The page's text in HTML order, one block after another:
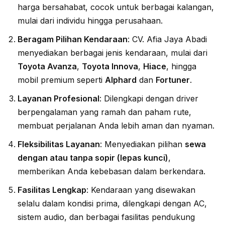
harga bersahabat, cocok untuk berbagai kalangan,
mulai dari individu hingga perusahaan.
Beragam Pilihan Kendaraan: CV. Afia Jaya Abadi
menyediakan berbagai jenis kendaraan, mulai dari
Toyota Avanza, Toyota Innova, Hiace, hingga
mobil premium seperti Alphard dan Fortuner.
Layanan Profesional: Dilengkapi dengan driver
berpengalaman yang ramah dan paham rute,
membuat perjalanan Anda lebih aman dan nyaman.
Fleksibilitas Layanan: Menyediakan pilihan sewa
dengan atau tanpa sopir (lepas kunci),
memberikan Anda kebebasan dalam berkendara.
Fasilitas Lengkap: Kendaraan yang disewakan
selalu dalam kondisi prima, dilengkapi dengan AC,
sistem audio, dan berbagai fasilitas pendukung